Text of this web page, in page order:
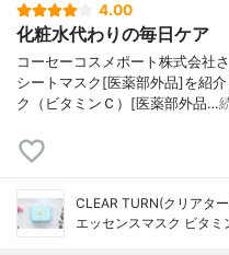
4.00
化粧水代わりの毎日ケア
コーセーコスメポート株式会社
シートマスク[医薬部外品]を紹
ク（ビタミンＣ）[医薬部外品…
CLEAR TURN(クリアタ
エッセンスマスク ビタミ